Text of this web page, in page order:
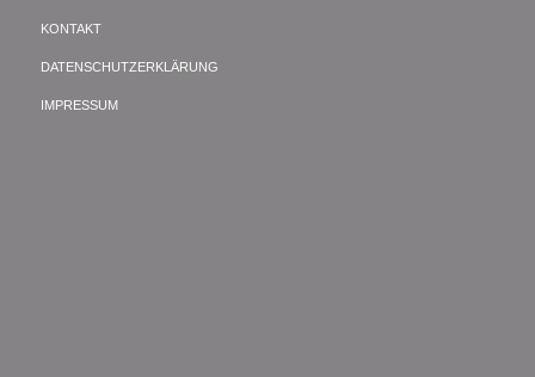
KONTAKT
DATENSCHUTZERKLÄRUNG
IMPRESSUM